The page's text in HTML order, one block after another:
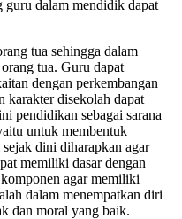
guru dalam mendidik dapat
tua sehingga dalam
tua. Guru dapat
dengan perkembangan
karakter disekolah dapat
pendidikan sebagai sarana
untuk membentuk
dini diharapkan agar
memiliki dasar dengan
agar memiliki
dalam menempatkan diri
dan moral yang baik.